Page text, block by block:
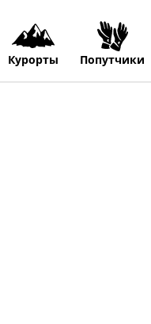
Курорты Попутчики